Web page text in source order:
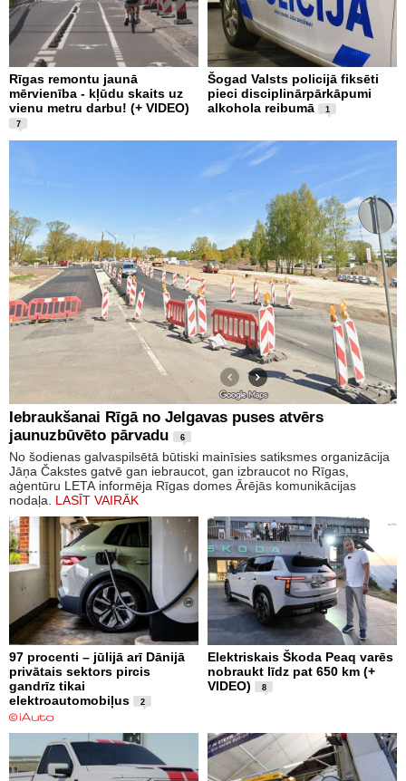
Rīgas remontu jaunā
mērvienība - kļūdu skaits uz
vienu metru darbu! (+ VIDEO)
7
Šogad Valsts policijā fiksēti
pieci disciplinārpārkāpumi
alkohola reibumā
1
Iebraukšanai Rīgā no Jelgavas puses atvērs
jaunuzbūvēto pārvadu
6
No šodienas galvaspilsētā būtiski mainīsies satiksmes organizācija
Jāņa Čakstes gatvē gan iebraucot, gan izbraucot no Rīgas,
aģentūru LETA informēja Rīgas domes Ārējās komunikācijas
nodaļa. LASĪT VAIRĀK
97 procenti – jūlijā arī Dānijā
privātais sektors pircis
gandrīz tikai
elektroautomobiļus
2
Elektriskais Škoda Peaq varēs
nobraukt līdz pat 650 km (+
VIDEO)
8